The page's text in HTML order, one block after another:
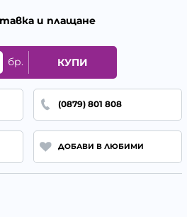
и плащане
бр. КУПИ
(0879) 801 808
ДОБАВИ В ЛЮБИМИ